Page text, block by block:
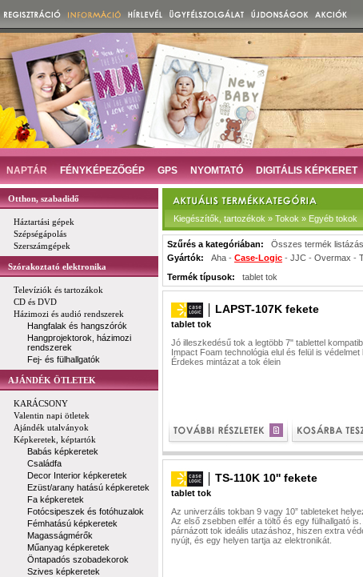
NAPTÁR FÉNYKÉPEZŐGÉP GPS NYOMTATÓ DIGITÁLIS KÉPKERET
Otthon, szabadidő
Háztartási gépek
Szépségápolás
Szerszámgépek
Szórakoztató elektronika
Televíziók és tartozákok
CD és DVD
Házimozi és audió rendszerek
Hangfalak és hangszórók
Hangprojektorok, házimozi
rendszerek
Fej- és fülhallgatók
AJÁNDÉK ÖTLETEK
KARÁCSONY
Valentin napi ötletek
Ajándék utalványok
Képkeretek, képtartók
Babás képkeretek
Családfa
Decor Interior képkeretek
Ezüst/arany hatású képkeretek
Fa képkeretek
Fotócsipeszek és fotóhuzalok
Fémhatású képkeretek
Magasságmérők
Műanyag képkeretek
Öntapadós szobadekorok
Szives képkeretek
Kiegészítők, tartozékok » Tokok » Egyéb tokok
Szűrés a kategóriában: Összes termék
Gyártók:
Aha - Case-Logic - JJC - Overmax -
Termék típusok:
tablet tok
LAPST-107K fekete
tablet tok
Jó illeszkedésű tok a legtöbb 7" tablettel
Impact Foam technológia elul és felül is védelmet
Érdekes mintázat a tok élein
TS-110K 10'' fekete
tablet tok
Az univerzális tokban 9 vagy 10” tableteket
Az első zsebben elfér a töltő és egy fülhallgató is.
párnázott tok ideális utazáshoz, hiszen extra
nyújt, és egy helyen tartja az elektronikát.